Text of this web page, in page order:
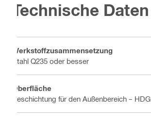
Technische Daten
Werkstoffzusammensetzung
Stahl Q235 oder besser
Oberfläche
Beschichtung für den Außenbereich – HDG